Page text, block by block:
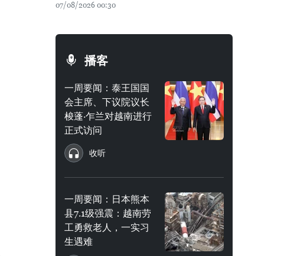
07/08/2026 00:30
播客
一周要闻：泰王国国
会主席、下议院议长
梭蓬·乍兰对越南进行
正式访问
收听
一周要闻：日本熊本
县7.1级强震：越南劳
工勇救老人，一实习
生遇难